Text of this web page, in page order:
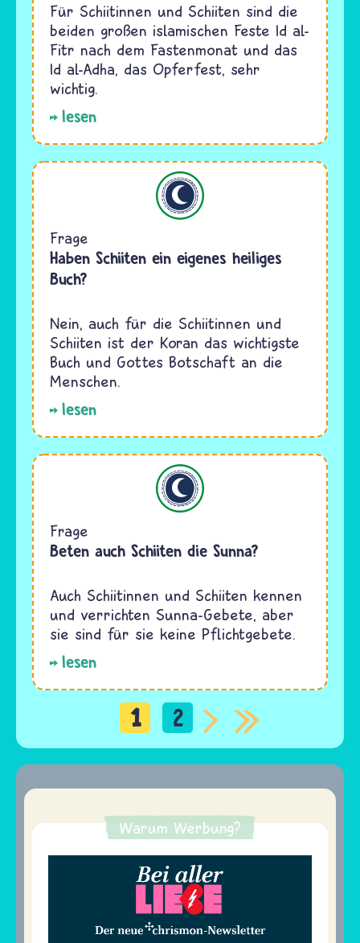
Für Schiitinnen und Schiiten sind die
beiden großen islamischen Feste Id al-
Fitr nach dem Fastenmonat und das
Id al-Adha, das Opferfest, sehr
wichtig.
lesen
Frage
Haben Schiiten ein eigenes heiliges
Buch?
Nein, auch für die Schiitinnen und
Schiiten ist der Koran das wichtigste
Buch und Gottes Botschaft an die
Menschen.
lesen
Frage
Beten auch Schiiten die Sunna?
Auch Schiitinnen und Schiiten kennen
und verrichten Sunna-Gebete, aber
sie sind für sie keine Pflichtgebete.
lesen
Seitennummerierung
1 2
Warum Werbung?